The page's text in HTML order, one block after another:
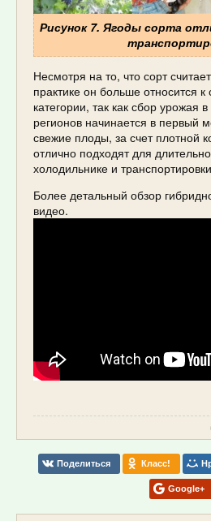
Рисунок 7. Ягоды сорта
Несмотря на то, что сорт
практике он больше относится
категории, так как сбор урожая
регионов начинается в первый
свежие плоды, за счет плотной
отлично подходят для
холодильнике и
Более детальный обзор
видео.
Поделиться Класс!
Google+